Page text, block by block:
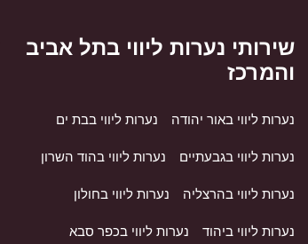
שירותי נערות ליווי בתל אביב
והמרכז
נערות ליווי באור יהודה נערות ליווי בבת ים
נערות ליווי בגבעתיים נערות ליווי בהוד השרון
נערות ליווי בהרצליה נערות ליווי בחולון
נערות ליווי ביהוד נערות ליווי בכפר סבא